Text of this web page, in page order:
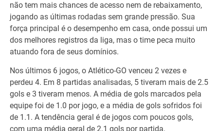
não tem mais chances de acesso nem de rebaixamento,
jogando as últimas rodadas sem grande pressão. Sua
força principal é o desempenho em casa, onde possui um
dos melhores registros da liga, mas o time peca muito
atuando fora de seus domínios.
Nos últimos 6 jogos, o Atlético-GO venceu 2 vezes e
perdeu 4. Em 8 partidas analisadas, 5 tiveram mais de 2.5
gols e 3 tiveram menos. A média de gols marcados pela
equipe foi de 1.0 por jogo, e a média de gols sofridos foi
de 1.1. A tendência geral é de jogos com poucos gols,
com uma média geral de 2.1 gols por partida.